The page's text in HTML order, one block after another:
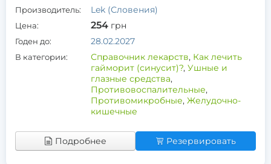
Производитель: Lek (Словения)
Цена: 254 грн
Годен до: 28.02.2027
В категории: Справочник лекарств, Как лечить
гайморит (синусит)?, Ушные и
глазные средства,
Противовоспалительные,
Противомикробные, Желудочно-
кишечные
Подробнее Резервировать